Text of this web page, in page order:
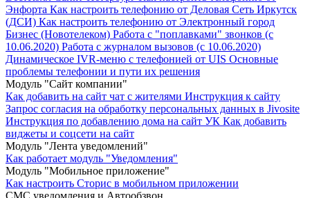
Энфорта Как настроить телефонию от Деловая Сеть Иркутск
(ДСИ) Как настроить телефонию от Электронный город
Бизнес (Новотелеком) Работа с "поплавками" звонков (с
10.06.2020) Работа с журналом вызовов (с 10.06.2020)
Динамическое IVR-меню с телефонией от UIS Основные
проблемы телефонии и пути их решения
Модуль "Cайт компании"
Как добавить на сайт чат с жителями Инструкция к сайту
Запрос согласия на обработку персональных данных в Jivosite
Инструкция по добавлению дома на сайт УК Как добавить
виджеты и соцсети на сайт
Модуль "Лента уведомлений"
Как работает модуль "Уведомления"
Модуль "Мобильное приложение"
Как настроить Сторис в мобильном приложении
СМС уведомления и Автообзвон